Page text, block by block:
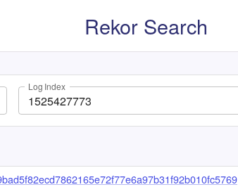
Rekor Search
Log Index